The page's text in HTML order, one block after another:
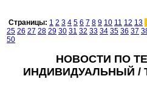
Страницы: 1 2 3 4 5 6 7 8 9 10 11 12 13
25 26 27 28 29 30 31 32 33 34 35 36 37
50
НОВОСТИ ПО
ИНДИВИДУАЛЬНЫЙ /